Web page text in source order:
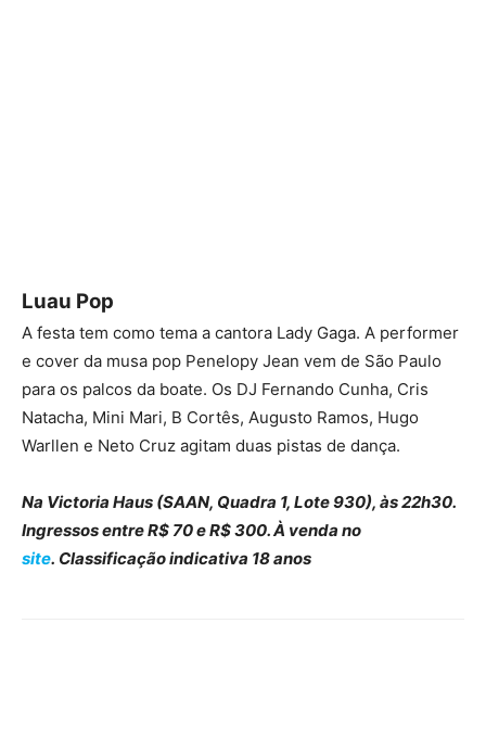
Luau Pop
A festa tem como tema a cantora Lady Gaga. A performer
e cover da musa pop Penelopy Jean vem de São Paulo
para os palcos da boate. Os DJ Fernando Cunha, Cris
Natacha, Mini Mari, B Cortês, Augusto Ramos, Hugo
Warllen e Neto Cruz agitam duas pistas de dança.
Na Victoria Haus (SAAN, Quadra 1, Lote 930), às 22h30.
Ingressos entre R$ 70 e R$ 300. À venda no
site. Classificação indicativa 18 anos